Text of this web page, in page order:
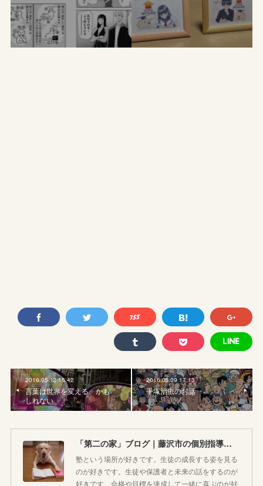
2016.05.12 15:42
言葉は世界を変える、かも
しれない
2016.05.09 17:13
手塚治虫のお話
「第二の家」ブログ｜藤沢市の個別指導塾のお話
塾という場所が好きです。生徒の成長する姿を見る
のが好きです。生徒や保護者と未来の話をするのが
好きです。合格や目標を達成して一緒に喜ぶのが好